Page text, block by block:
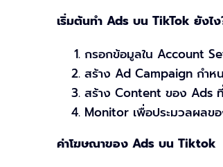
เริ่มต้นทำ Ads บน TikTok ยังไ
กรอกข้อมูลใน Account
สร้าง Ad Campaign กำห
สร้าง Content ของ Ads ที่
Monitor เพื่อประมวลผลข
ค่าโฆษณาของ Ads บน Tiktok